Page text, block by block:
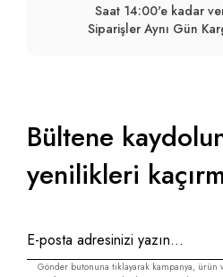
Saat 14:00'e kadar
Siparişler Aynı Gün
Bültene
yenilikleri
Gönder butonuna tıklayarak kampanya,